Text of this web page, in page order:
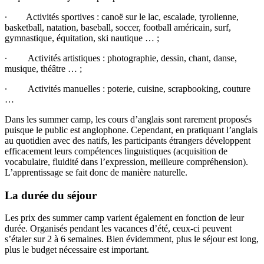
∙ Activités sportives : canoë sur le lac, escalade, tyrolienne,
basketball, natation, baseball, soccer, football américain, surf,
gymnastique, équitation, ski nautique … ;
∙ Activités artistiques : photographie, dessin, chant, danse,
musique, théâtre … ;
∙ Activités manuelles : poterie, cuisine, scrapbooking, couture
…
Dans les summer camp, les cours d’anglais sont rarement proposés
puisque le public est anglophone. Cependant, en pratiquant l’anglais
au quotidien avec des natifs, les participants étrangers développent
efficacement leurs compétences linguistiques (acquisition de
vocabulaire, fluidité dans l’expression, meilleure compréhension).
L’apprentissage se fait donc de manière naturelle.
La durée du séjour
Les prix des summer camp varient également en fonction de leur
durée. Organisés pendant les vacances d’été, ceux-ci peuvent
s’étaler sur 2 à 6 semaines. Bien évidemment, plus le séjour est long,
plus le budget nécessaire est important.